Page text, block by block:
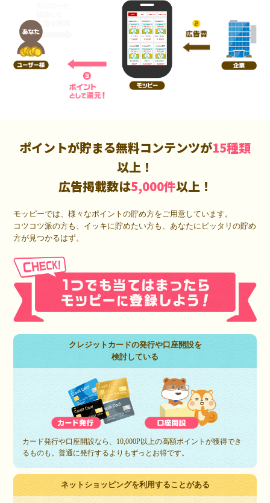
ポイントが貯まる無料コンテンツが15種類
以上！
広告掲載数は5,000件以上！
モッピーでは、様々なポイントの貯め方をご用意しています。
コツコツ派の方も、イッキに貯めたい方も、あなたにピッタリの貯め
方が見つかるはず。
クレジットカードの発行や口座開設を
検討している
カード発行や口座開設なら、10,000P以上の高額ポイントが獲得でき
るものも。普通に発行するよりもずっとお得です。
ネットショッピングを利用することがある